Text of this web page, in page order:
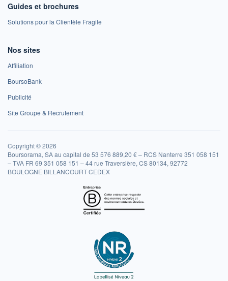
Guides et brochures
Solutions pour la Clientèle Fragile
Nos sites
Affiliation
BoursoBank
Publicité
Site Groupe & Recrutement
Copyright © 2026
Boursorama, SA au capital de 53 576 889,20 € – RCS Nanterre 351 058 151
– TVA FR 69 351 058 151 – 44 rue Traversière, CS 80134, 92772
BOULOGNE BILLANCOURT CEDEX